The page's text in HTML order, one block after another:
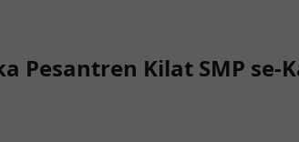
Pesantren Kilat SMP se-